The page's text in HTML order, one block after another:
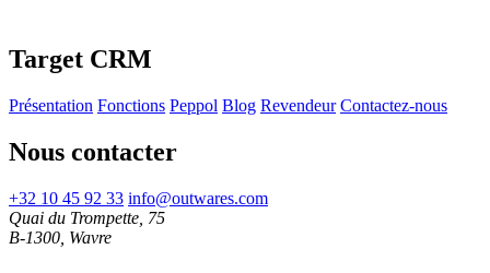
Target CRM
Présentation Fonctions Peppol Blog Revendeur Contactez-nous
Nous contacter
+32 10 45 92 33 info@outwares.com
Quai du Trompette, 75
B-1300, Wavre